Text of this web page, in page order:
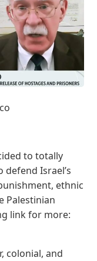
to totally
Israel’s
ethnic
Palestinian
link for more:
colonial, and